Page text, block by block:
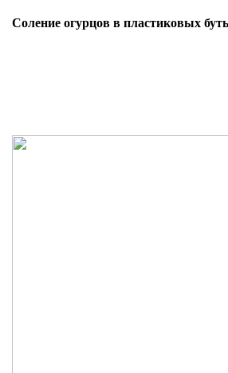
Соление огурцов в пластиковых